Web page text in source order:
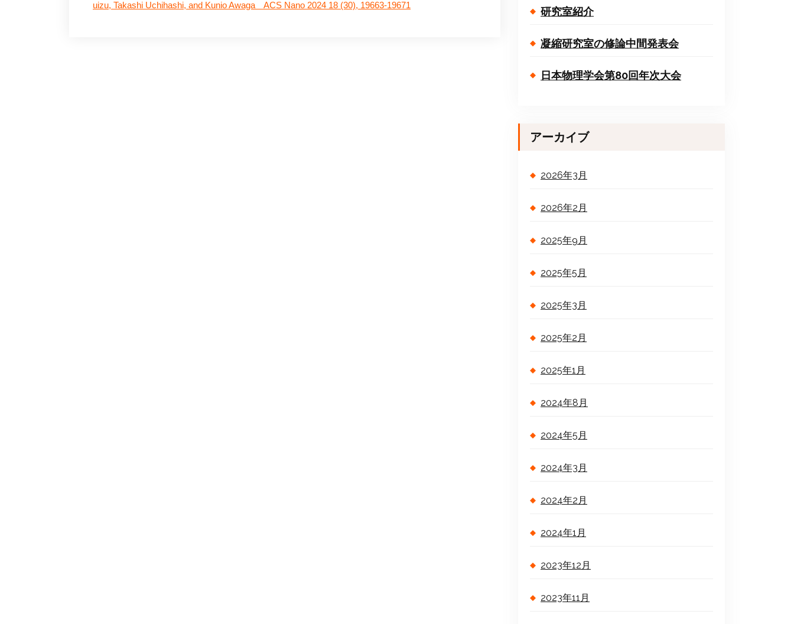
uizu, Takashi Uchihashi, and Kunio Awaga ACS Nano 2024 18 (30), 19663-19671
研究室紹介
凝縮研究室の修論中間発表会
日本物理学会第80回年次大会
アーカイブ
2026年3月
2026年2月
2025年9月
2025年5月
2025年3月
2025年2月
2025年1月
2024年8月
2024年5月
2024年3月
2024年2月
2024年1月
2023年12月
2023年11月